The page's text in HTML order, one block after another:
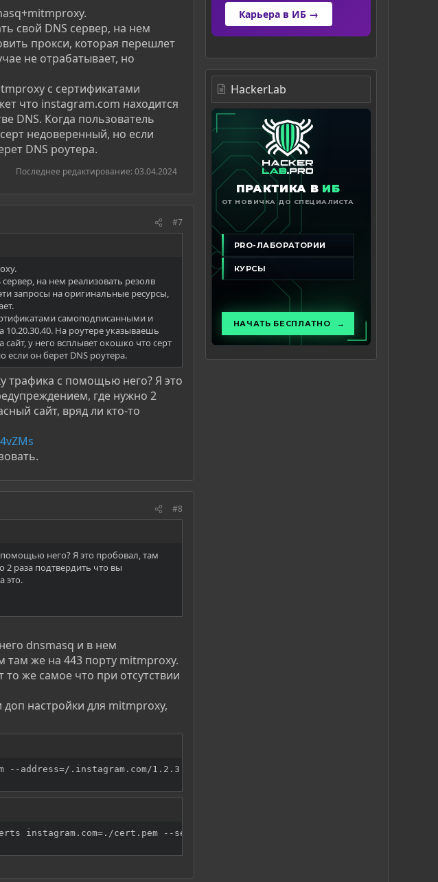
свой DNS сервер, на нем
прокси, которая перешлет
не отрабатывает, но
с сертификатами
что instagram.com находится
DNS. Когда пользователь
недоверенный, но если
DNS роутера.
Последнее редактирование: 03.04.2024
#7
на нем реализовать резолв
запросы на оригинальные ресурсы,
самоподписанными и
На роутере указываешь
сайт, у него всплывет окошко что серт
если он берет DNS роутера.
трафика с помощью него? Я это
где нужно 2
сайт, вряд ли кто-то
#8
него? Я это пробовал, там
раза подтвердить что вы
это.
dnsmasq и в нем
там же на 443 порту mitmproxy.
то же самое что при отсутствии
настройки для mitmproxy,
--address=/.instagram.com/1.2.3.4 --local
instagram.com= ./cert.pem --set
Карьера в ИБ →
HackerLab